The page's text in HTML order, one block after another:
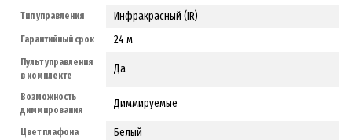
Тип управления Инфракрасный (IR)
Гарантийный срок 24 м
Пульт управления
в комплекте
Да
Возможность
диммирования
Диммируемые
Цвет плафона Белый